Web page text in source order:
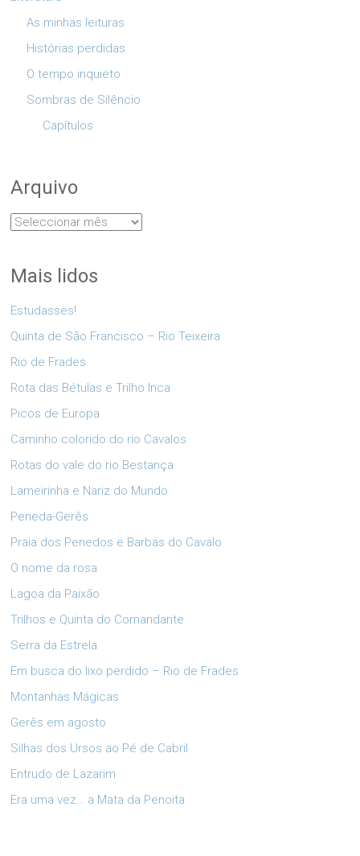
As minhas leituras
Histórias perdidas
O tempo inquieto
Sombras de Silêncio
Capítulos
Arquivo
Arquivo
Mais lidos
Estudasses!
Quinta de São Francisco – Rio Teixeira
Rio de Frades
Rota das Bétulas e Trilho Inca
Picos de Europa
Caminho colorido do rio Cavalos
Rotas do vale do rio Bestança
Lameirinha e Nariz do Mundo
Peneda-Gerês
Praia dos Penedos e Barbas do Cavalo
O nome da rosa
Lagoa da Paixão
Trilhos e Quinta do Comandante
Serra da Estrela
Em busca do lixo perdido – Rio de Frades
Montanhas Mágicas
Gerês em agosto
Silhas dos Ursos ao Pé de Cabril
Entrudo de Lazarim
Era uma vez… a Mata da Penoita